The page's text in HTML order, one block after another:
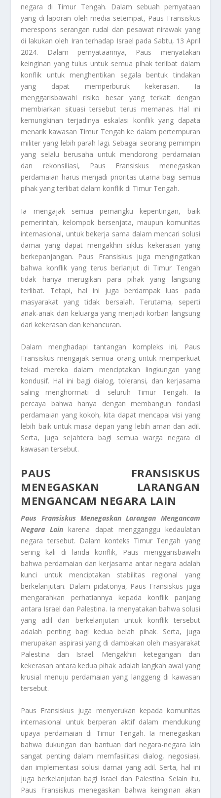
negara di Timur Tengah. Dalam sebuah pernyataan
yang di laporan oleh media setempat, Paus Fransiskus
merespons serangan rudal dan pesawat nirawak yang
di lakukan oleh Iran terhadap Israel pada Sabtu, 13 April
2024. Dalam pernyataannya, Paus menyatakan
keinginan yang tulus untuk semua pihak terlibat dalam
konflik untuk menghentikan segala bentuk tindakan
yang dapat memperburuk kekerasan. Ia
menggarisbawahi risiko besar yang terkait dengan
membiarkan situasi tersebut terus memanas. Hal ini
kemungkinan terjadinya eskalasi konflik yang dapata
menarik kawasan Timur Tengah ke dalam pertempuran
militer yang lebih parah lagi. Sebagai seorang pemimpin
yang selalu berusaha untuk mendorong perdamaian
dan rekonsiliasi, Paus Fransiskus menegaskan
perdamaian harus menjadi prioritas utama bagi semua
pihak yang terlibat dalam konflik di Timur Tengah.
Ia mengajak semua pemangku kepentingan, baik
pemerintah, kelompok bersenjata, maupun komunitas
internasional, untuk bekerja sama dalam mencari solusi
damai yang dapat mengakhiri siklus kekerasan yang
berkepanjangan. Paus Fransiskus juga mengingatkan
bahwa konflik yang terus berlanjut di Timur Tengah
tidak hanya merugikan para pihak yang langsung
terlibat. Tetapi, hal ini juga berdampak luas pada
masyarakat yang tidak bersalah. Terutama, seperti
anak-anak dan keluarga yang menjadi korban langsung
dari kekerasan dan kehancuran.
Dalam menghadapi tantangan kompleks ini, Paus
Fransiskus mengajak semua orang untuk memperkuat
tekad mereka dalam menciptakan lingkungan yang
kondusif. Hal ini bagi dialog, toleransi, dan kerjasama
saling menghormati di seluruh Timur Tengah. Ia
percaya bahwa hanya dengan membangun fondasi
perdamaian yang kokoh, kita dapat mencapai visi yang
lebih baik untuk masa depan yang lebih aman dan adil.
Serta, juga sejahtera bagi semua warga negara di
kawasan tersebut.
PAUS FRANSISKUS
MENEGASKAN LARANGAN
MENGANCAM NEGARA LAIN
Paus Fransiskus Menegaskan Larangan Mengancam
Negara Lain karena dapat mengganggu kedaulatan
negara tersebut. Dalam konteks Timur Tengah yang
sering kali di landa konflik, Paus menggarisbawahi
bahwa perdamaian dan kerjasama antar negara adalah
kunci untuk menciptakan stabilitas regional yang
berkelanjutan. Dalam pidatonya, Paus Fransiskus juga
mengarahkan perhatiannya kepada konflik panjang
antara Israel dan Palestina. Ia menyatakan bahwa solusi
yang adil dan berkelanjutan untuk konflik tersebut
adalah penting bagi kedua belah pihak. Serta, juga
merupakan aspirasi yang di dambakan oleh masyarakat
Palestina dan Israel. Mengakhiri ketegangan dan
kekerasan antara kedua pihak adalah langkah awal yang
krusial menuju perdamaian yang langgeng di kawasan
tersebut.
Paus Fransiskus juga menyerukan kepada komunitas
internasional untuk berperan aktif dalam mendukung
upaya perdamaian di Timur Tengah. Ia menegaskan
bahwa dukungan dan bantuan dari negara-negara lain
sangat penting dalam memfasilitasi dialog, negosiasi,
dan implementasi solusi damai yang adil. Serta, hal ini
juga berkelanjutan bagi Israel dan Palestina. Selain itu,
Paus Fransiskus menegaskan bahwa keinginan akan